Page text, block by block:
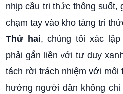
nhịp cầu tri thức thông suốt,
chạm tay vào kho tàng tri
Thứ hai, chúng tôi xác
phải gắn liền với tư duy
tách rời trách nhiệm với môi
hướng người dân không